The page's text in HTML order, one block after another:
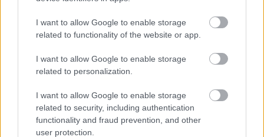
I want to allow Google to enable storage
related to functionality of the website or app.
I want to allow Google to enable storage
related to personalization.
I want to allow Google to enable storage
related to security, including authentication
functionality and fraud prevention, and other
user protection.
-a kapcsolatok (szinapszisok) gyengülésével
-agyi sorvadással
A kezdeti tünetek sokszor enyhék, mégis lassan erősödnek.